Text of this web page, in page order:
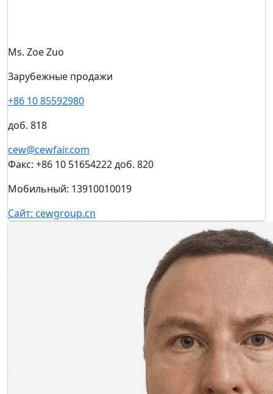
Кристина Каркина
Менеджер по рекламе и маркетингу
+7 (495) 843-54-23